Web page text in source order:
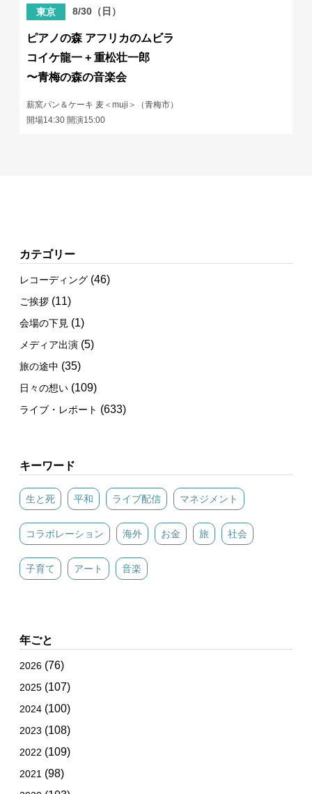
東京 8/30（日）
ピアノの森 アフリカのムビラ
コイケ龍一 + 重松壮一郎
〜青梅の森の音楽会
薪窯パン＆ケーキ 麦＜muji＞（青梅市）
開場14:30 開演15:00
カテゴリー
レコーディング (46)
ご挨拶 (11)
会場の下見 (1)
メディア出演 (5)
旅の途中 (35)
日々の想い (109)
ライブ・レポート (633)
キーワード
生と死 平和 ライブ配信 マネジメント
コラボレーション 海外 お金 旅 社会
子育て アート 音楽
年ごと
2026 (76)
2025 (107)
2024 (100)
2023 (108)
2022 (109)
2021 (98)